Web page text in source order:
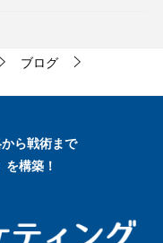
ブログ
ら戦術まで
構築！